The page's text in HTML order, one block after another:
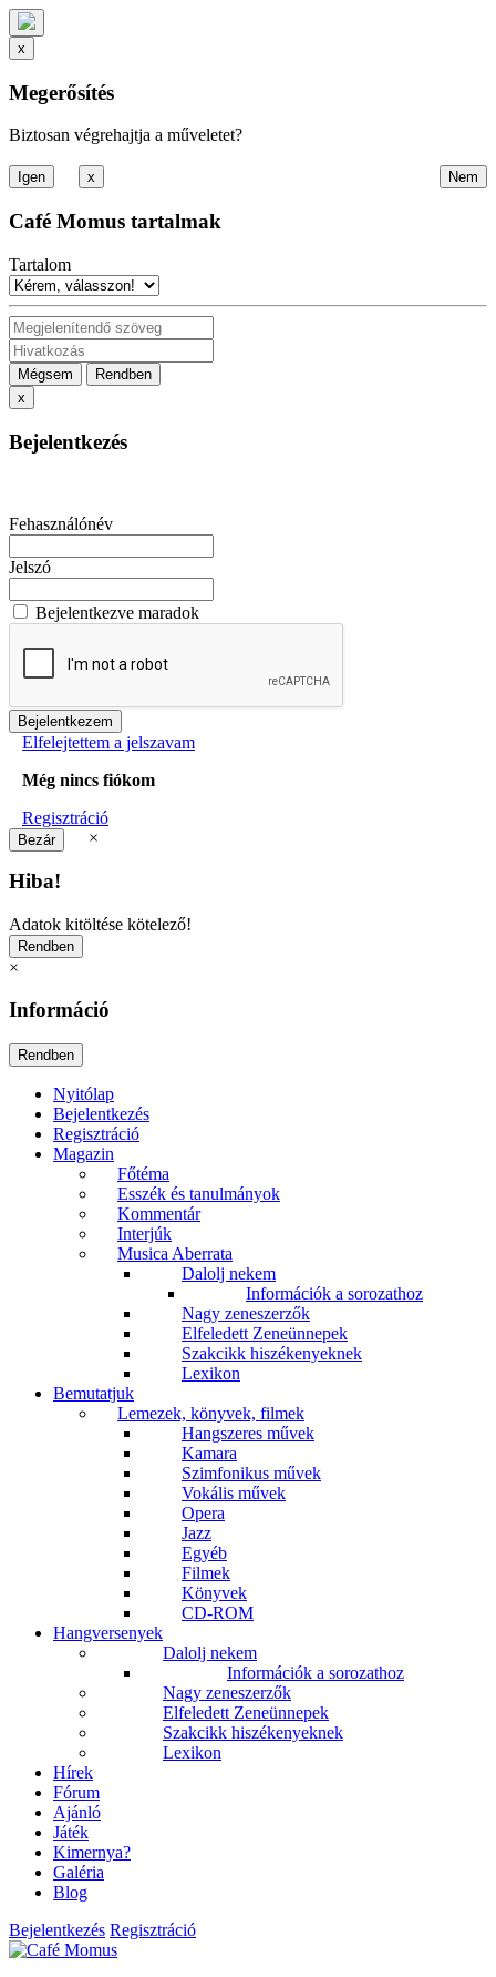
x
Megerősítés
Biztosan végrehajtja a műveletet?
x
Café Momus tartalmak
Tartalom
Mégsem
Rendben
x
Bejelentkezés
Fehasználónév
Jelszó
Bejelentkezve maradok
Elfelejtettem a jelszavam
Még nincs fiókom
Regisztráció
×
Hiba!
Adatok kitöltése kötelező!
×
Információ
Nyitólap
Bejelentkezés
Regisztráció
Magazin
Főtéma
Esszék és tanulmányok
Kommentár
Interjúk
Musica Aberrata
Dalolj nekem
Információk a sorozathoz
Nagy zeneszerzők
Elfeledett Zeneünnepek
Szakcikk hiszékenyeknek
Lexikon
Bemutatjuk
Lemezek, könyvek, filmek
Hangszeres művek
Kamara
Szimfonikus művek
Vokális művek
Opera
Jazz
Egyéb
Filmek
Könyvek
CD-ROM
Hangversenyek
Dalolj nekem
Információk a sorozathoz
Nagy zeneszerzők
Elfeledett Zeneünnepek
Szakcikk hiszékenyeknek
Lexikon
Hírek
Fórum
Ajánló
Játék
Kimernya?
Galéria
Blog
Bejelentkezés Regisztráció